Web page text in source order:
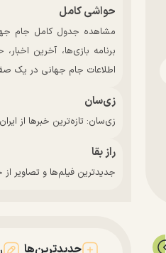
حواشی کامل
برنامه بازی‌ها، آخرین
اطلاعات جام جهانی در یک
زی‌سان
زی‌سان: تازه‌ترین خبرها از
راز بقا
جدیدترین فیلم‌ها و تصاویر
جدیدترین‌ها